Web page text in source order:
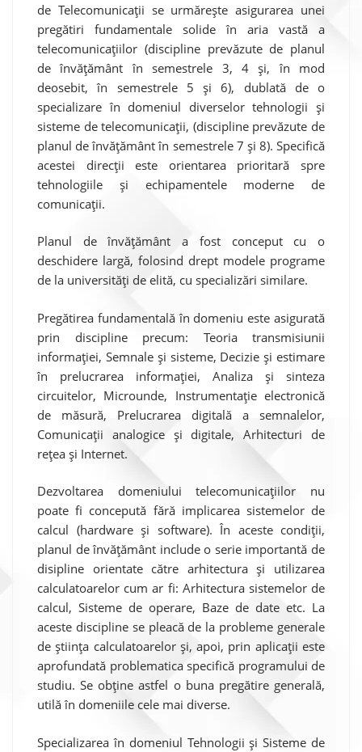
de Telecomunicații se urmărește asigurarea unei
pregătiri fundamentale solide în aria vastă a
telecomunicațiilor (discipline prevăzute de planul
de învățământ în semestrele 3, 4 și, în mod
deosebit, în semestrele 5 și 6), dublată de o
specializare în domeniul diverselor tehnologii și
sisteme de telecomunicații, (discipline prevăzute de
planul de învățământ în semestrele 7 și 8). Specifică
acestei direcții este orientarea prioritară spre
tehnologiile și echipamentele moderne de
comunicații.
Planul de învățământ a fost conceput cu o
deschidere largă, folosind drept modele programe
de la universități de elită, cu specializări similare.
Pregătirea fundamentală în domeniu este asigurată
prin discipline precum: Teoria transmisiunii
informației, Semnale și sisteme, Decizie și estimare
în prelucrarea informației, Analiza și sinteza
circuitelor, Microunde, Instrumentație electronică
de măsură, Prelucrarea digitală a semnalelor,
Comunicații analogice și digitale, Arhitecturi de
rețea și Internet.
Dezvoltarea domeniului telecomunicațiilor nu
poate fi concepută fără implicarea sistemelor de
calcul (hardware și software). În aceste condiții,
planul de învățământ include o serie importantă de
disipline orientate către arhitectura și utilizarea
calculatoarelor cum ar fi: Arhitectura sistemelor de
calcul, Sisteme de operare, Baze de date etc. La
aceste discipline se pleacă de la probleme generale
de știința calculatoarelor și, apoi, prin aplicații este
aprofundată problematica specifică programului de
studiu. Se obține astfel o buna pregătire generală,
utilă în domeniile cele mai diverse.
Specializarea în domeniul Tehnologii și Sisteme de